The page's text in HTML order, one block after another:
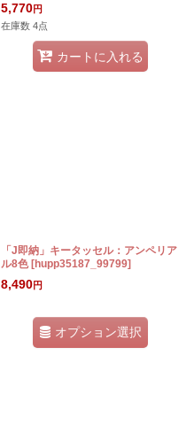
5,770円
在庫数 4点
カートに入れる
「J即納」キータッセル：アンペリア
ル8色 [hupp35187_99799]
8,490円
オプション選択